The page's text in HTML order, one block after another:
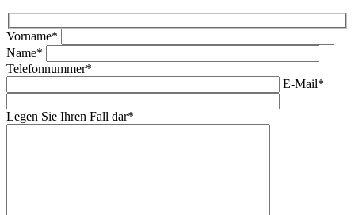
Vorname*
Name*
Telefonnummer*
E-Mail*
Legen Sie Ihren Fall dar*